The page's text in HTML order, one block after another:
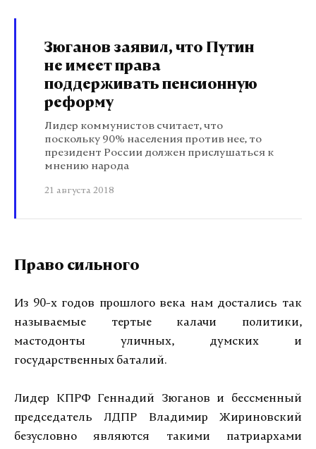
Зюганов заявил, что Путин
не имеет права
поддерживать пенсионную
реформу
Лидер коммунистов считает, что
поскольку 90% населения против нее, то
президент России должен прислушаться к
мнению народа
21 августа 2018
Право сильного
Из 90-х годов прошлого века нам достались так
называемые тертые калачи политики,
мастодонты уличных, думских и
государственных баталий.
Лидер КПРФ Геннадий Зюганов и бессменный
председатель ЛДПР Владимир Жириновский
безусловно являются такими патриархами